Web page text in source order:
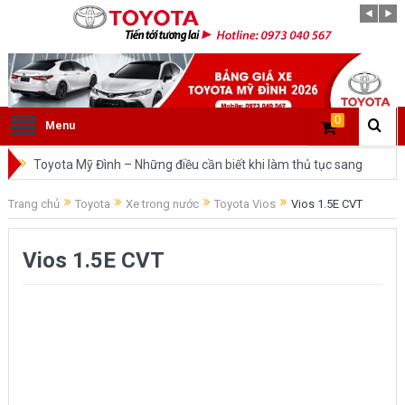
Menu 0
Toyota Mỹ Đình – Những điều cần biết khi làm thủ tục sang
tên ô tô trong cùng tỉnh.
So sánh Toyota Veloz Cross và Toyota Innova: Nên chọn xe
nào?
Trang chủ Toyota Xe trong nước Toyota Vios Vios 1.5E CVT
Vios 1.5E CVT